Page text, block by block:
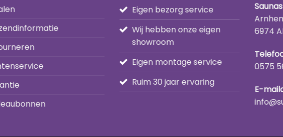
Eigen bezorg service
Wij hebben onze eigen
showroom
Eigen montage service
Ruim 30 jaar ervaring
6974
0575
E-